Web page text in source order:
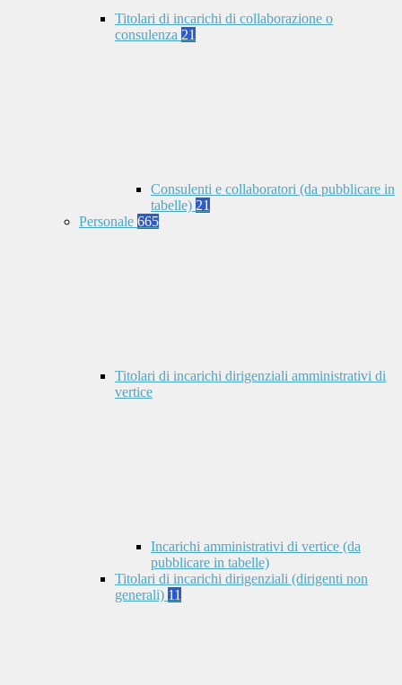
Titolari di incarichi di collaborazione o
consulenza 21
Consulenti e collaboratori (da pubblicare in
tabelle) 21
Personale 665
Titolari di incarichi dirigenziali amministrativi di
vertice
Incarichi amministrativi di vertice (da
pubblicare in tabelle)
Titolari di incarichi dirigenziali (dirigenti non
generali) 11